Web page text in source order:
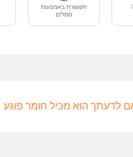
תקשורת באמצעות
סמלים
לדעתך הוא מכיל חומר פוגע